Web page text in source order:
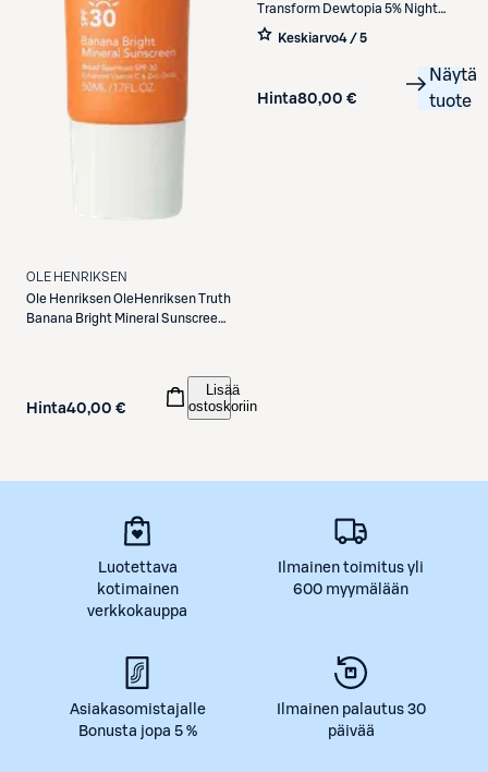
OLE HENRIKSEN
Ole HenriksenOleHenriksen Truth
Banana Bright Mineral Sunscreen
Hinta40,00 €
Lisää
ostoskoriin
Transform Dewtopia 5% Night
Cream yövoide 50 ml
Keskiarvo4 / 5
Hinta80,00 €
Näytä
tuote
Luotettava
kotimainen
verkkokauppa
Ilmainen toimitus yli
600 myymälään
Asiakasomistajalle
Bonusta jopa 5 %
Ilmainen palautus 30
päivää